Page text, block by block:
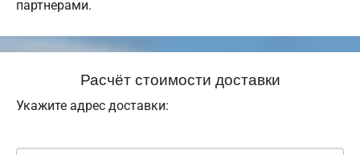
партнерами.
Расчёт стоимости доставки
Укажите адрес доставки: